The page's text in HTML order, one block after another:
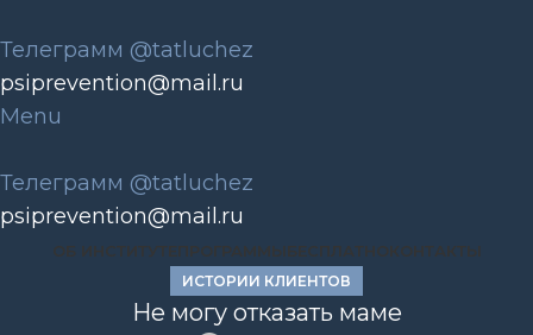
Телеграмм @tatluchez
psiprevention@mail.ru
Menu
Телеграмм @tatluchez
psiprevention@mail.ru
ОБ ИНСТИТУТЕПРОГРАММЫБЕСПЛАТНОКОНТАКТЫ
ИСТОРИИ КЛИЕНТОВ
Не могу отказать маме